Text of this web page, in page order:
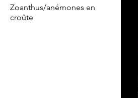
Zoanthus/anémones en
croûte